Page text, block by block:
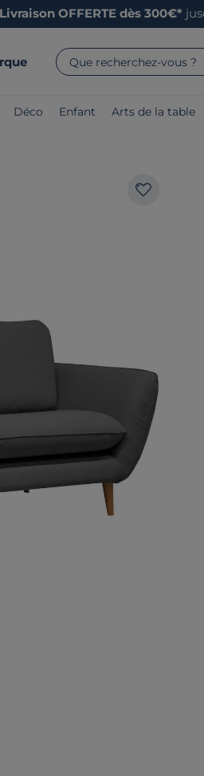
Livraison OFFERTE dès 300€*
Que recherchez-vous ?
Déco Enfant Arts de la table